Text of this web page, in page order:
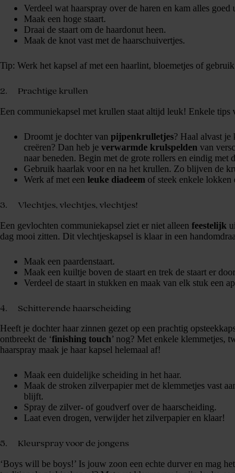
Verdeel wat haarspray over de haren en kam alles goed
Maak een hoge staart.
Draai de staart om de haardonut heen.
Maak de knot vast met de haarschuivertjes.
Tip: Werk het kapsel af met een haarlint, bloemetjes of
2. Prachtige krullen
Een communiekapsel met krullen staat altijd leuk! Enkele tips
Droomt je dochter van pijpenkrulletjes? Haal alvast
creëren? Dan heb je verwarmde krulspelden van
naar beneden. Begin met de grote rollers en eindig met
Gebruik haarlak voor en na het krullen. Zo blijven de
Werk af met een leuke diadeem of steek enkele lokken
3. Vlechtjes, vlechtjes, vlechtjes!
Een gevlochten communiekapsel ziet er niet alleen feestelijk
dag mooi zitten. Dit vlechtjeskapsel is klaar in een
Maak een paardenstaart.
Maak een kuiltje boven de staart en trek de staart er
Verdeel de staart in stukken en maak van elk stuk een
4. Schitterende haarscheiding
Heeft je dochter haar zinnen gezet op een prachtig
ontbreekt de ‘finishing touch’ nog? Met enkele klemmetjes,
haarspray maak je haar kapsel helemaal af!
Maak een duidelijke scheiding in het haar.
Maak de stroken zilverpapier met de klemmetjes vast
blijft.
Spray de zilver- of goudverf over de haarscheiding.
Laat even drogen, verwijder het zilverpapier en klaar!
5. Kleurspray voor de jongens
‘Boys will be boys!’ Is jouw zoon een echte durver en mag